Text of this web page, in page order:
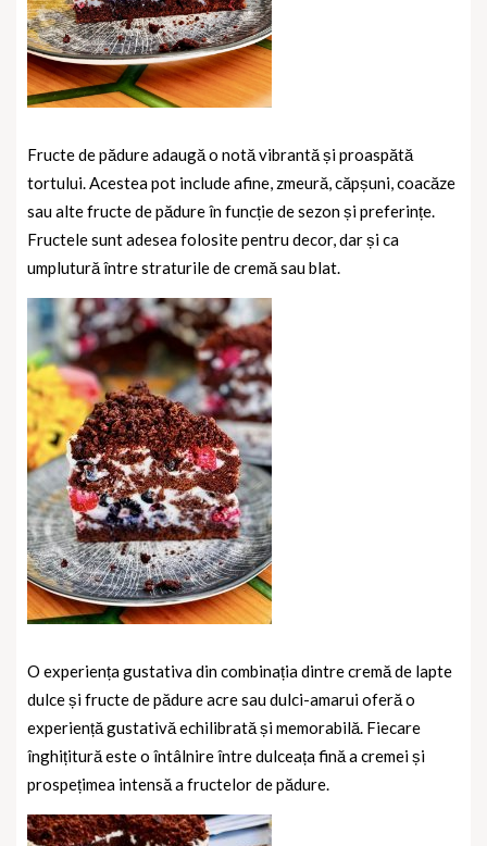
Fructe de pădure adaugă o notă vibrantă și proaspătă
tortului. Acestea pot include afine, zmeură, căpșuni, coacăze
sau alte fructe de pădure în funcție de sezon și preferințe.
Fructele sunt adesea folosite pentru decor, dar și ca
umplutură între straturile de cremă sau blat.
O experiența gustativa din combinația dintre cremă de lapte
dulce și fructe de pădure acre sau dulci-amarui oferă o
experiență gustativă echilibrată și memorabilă. Fiecare
înghițitură este o întâlnire între dulceața fină a cremei și
prospețimea intensă a fructelor de pădure.